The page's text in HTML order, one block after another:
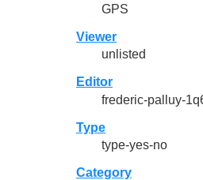
GPS
Viewer
unlisted
Editor
frederic-palluy-
Type
type-yes-no
Category